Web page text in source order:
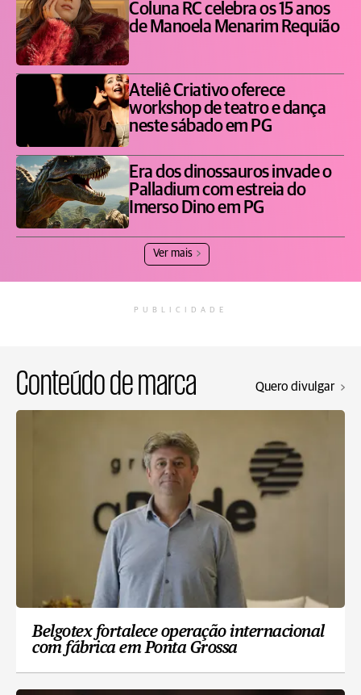
Coluna RC celebra os 15 anos
de Manoela Menarim Requião
Ateliê Criativo oferece
workshop de teatro e dança
neste sábado em PG
Era dos dinossauros invade o
Palladium com estreia do
Imerso Dino em PG
Ver mais
PUBLICIDADE
Conteúdo de marca Quero divulgar
Belgotex fortalece operação internacional
com fábrica em Ponta Grossa